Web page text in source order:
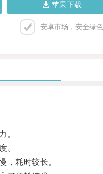
苹果下载
安卓市场，安全绿色
。
。
耗时较长。